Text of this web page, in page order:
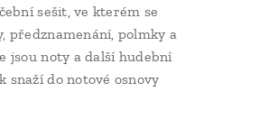
sešit, ve kterém se
předznamenání, polmky a
jsou noty a další hudební
snaží do notové osnovy